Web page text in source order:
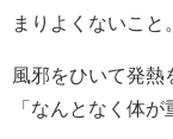
まりよくないこと。
風邪をひいて発熱
「なんとなく体